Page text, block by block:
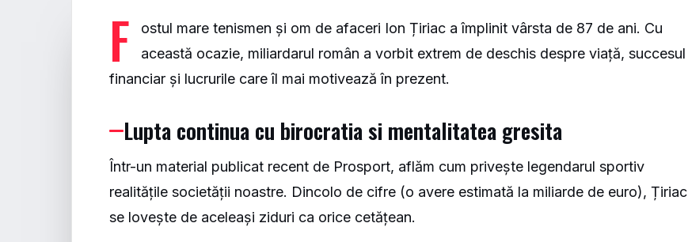
F
ostul mare tenismen și om de afaceri Ion Țiriac a împlinit vârsta de 87 de ani. Cu
această ocazie, miliardarul român a vorbit extrem de deschis despre viață, succesul
financiar și lucrurile care îl mai motivează în prezent.
Lupta continua cu birocratia si mentalitatea gresita
Într-un material publicat recent de Prosport, aflăm cum privește legendarul sportiv
realitățile societății noastre. Dincolo de cifre (o avere estimată la miliarde de euro), Țiriac
se lovește de aceleași ziduri ca orice cetățean.